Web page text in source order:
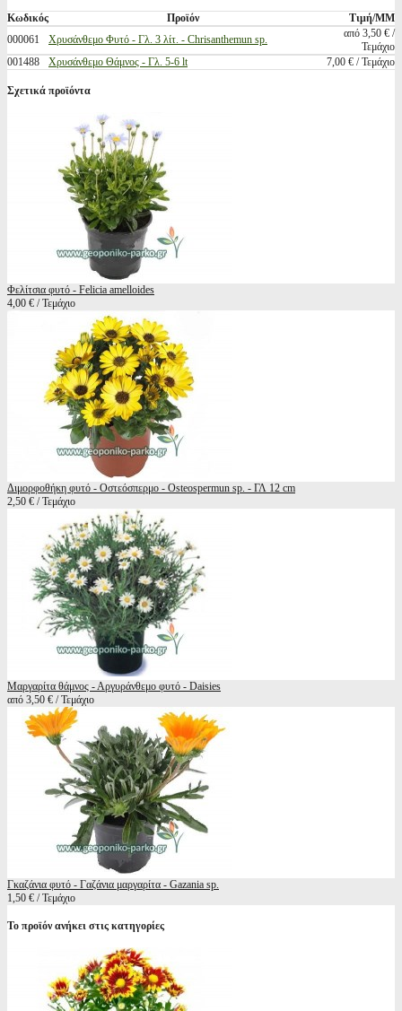
Κωδικός Προϊόν
Τιμή/ΜΜ
000061
Χρυσάνθεμο Φυτό - Γλ. 3 λίτ. - Chrisanthemun sp.
από 3,50 € /
Τεμάχιο
001488
Χρυσάνθεμο Θάμνος - Γλ. 5-6 lt 7,00 € / Τεμάχιο
Σχετικά προϊόντα
Φελίτσια φυτό - Felicia amelloides
4,00 € / Τεμάχιο
Διμορφοθήκη φυτό - Οστεόσπερμο - Osteospermun sp. - ΓΛ 12 cm
2,50 € / Τεμάχιο
Μαργαρίτα θάμνος - Αργυράνθεμο φυτό - Daisies
από 3,50 € / Τεμάχιο
Γκαζάνια φυτό - Γαζάνια μαργαρίτα - Gazania sp.
1,50 € / Τεμάχιο
Το προϊόν ανήκει στις κατηγορίες